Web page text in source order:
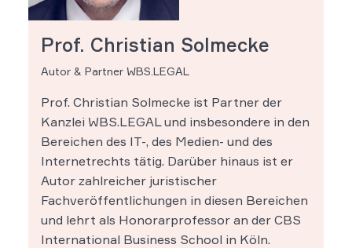
Prof. Christian Solmecke
Autor & Partner WBS.LEGAL
Prof. Christian Solmecke ist Partner der
Kanzlei WBS.LEGAL und insbesondere in den
Bereichen des IT-, des Medien- und des
Internetrechts tätig. Darüber hinaus ist er
Autor zahlreicher juristischer
Fachveröffentlichungen in diesen Bereichen
und lehrt als Honorarprofessor an der CBS
International Business School in Köln.